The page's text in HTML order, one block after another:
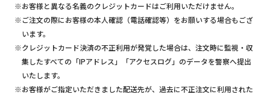
※お客様と異なる名義のクレジットカードはご利用いただけません。
※ご注文の際にお客様の本人確認（電話確認等）をお願いする場合もござ
います。
※クレジットカード決済の不正利用が発覚した場合は、注文時に監視・収
集したすべての「IPアドレス」「アクセスログ」のデータを警察へ提出
いたします。
※お客様がご指定いただきました配送先が、過去に不正注文に利用された